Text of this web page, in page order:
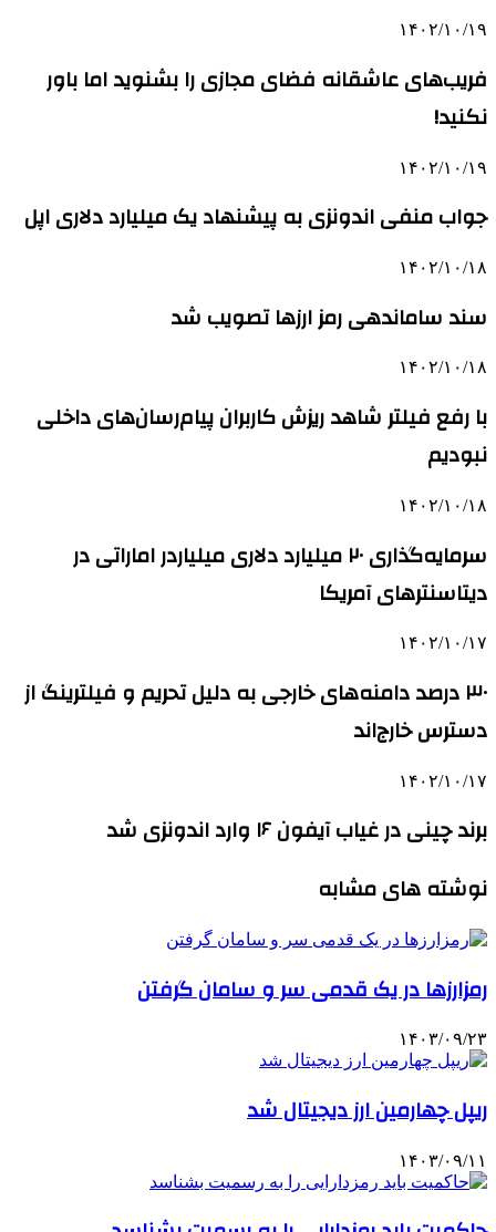
۱۴۰۲/۱۰/۱۹
فریب‌های عاشقانه فضای مجازی را بشنوید اما باور
نکنید!
۱۴۰۲/۱۰/۱۹
جواب منفی اندونزی به پیشنهاد یک میلیارد دلاری اپل
۱۴۰۲/۱۰/۱۸
سند ساماندهی رمز ارزها تصویب شد
۱۴۰۲/۱۰/۱۸
با رفع فیلتر شاهد ریزش کاربران پیام‌رسان‌های داخلی
نبودیم
۱۴۰۲/۱۰/۱۸
سرمایه‌گذاری ۲۰ میلیارد دلاری میلیاردر اماراتی در
دیتاسنترهای آمریکا
۱۴۰۲/۱۰/۱۷
۳۰ درصد دامنه‌های خارجی به دلیل تحریم و فیلترینگ از
دسترس خارج‌اند
۱۴۰۲/۱۰/۱۷
برند چینی در غیاب آیفون ۱۶ وارد اندونزی شد
نوشته های مشابه
رمزارزها در یک قدمی سر و سامان گرفتن
۱۴۰۳/۰۹/۲۳
ریپل چهارمین ارز دیجیتال شد
۱۴۰۳/۰۹/۱۱